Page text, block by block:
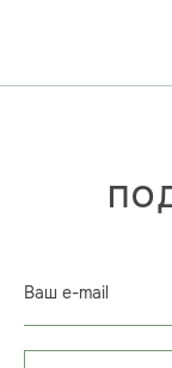
Ваш e-mail